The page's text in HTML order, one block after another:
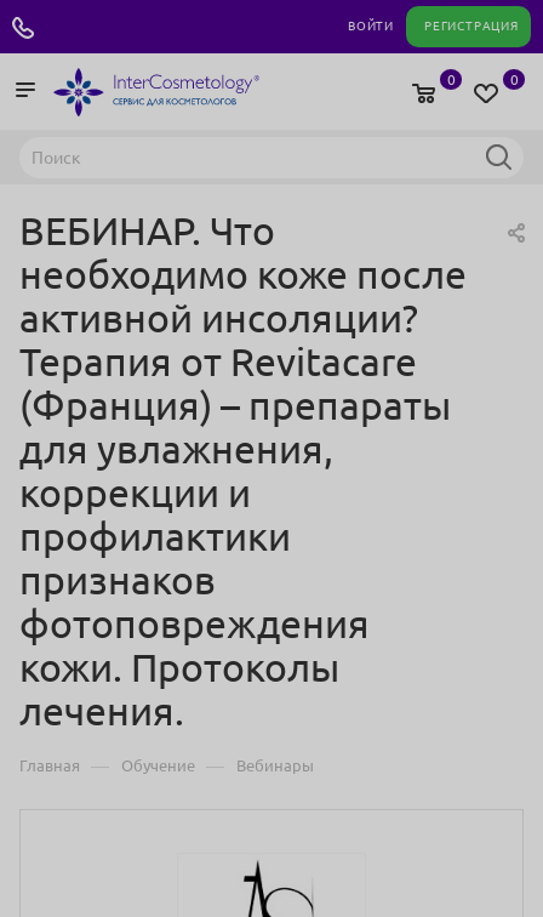
ВОЙТИ РЕГИСТРАЦИЯ
0
0
ВЕБИНАР. Что
необходимо коже после
активной инсоляции?
Терапия от Revitacare
(Франция) – препараты
для увлажнения,
коррекции и
профилактики
признаков
фотоповреждения
кожи. Протоколы
лечения.
Главная — Обучение — Вебинары